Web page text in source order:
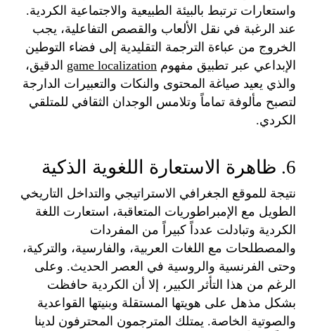
واستعارات ترتبط بالبيئة الطبيعية والاجتماعية الكردية.
عند الرغبة في نقل الألعاب والقصص التفاعلية، يجب
الخروج من عباءة الترجمة التقليدية إلى فضاء التوطين
الإبداعي عبر تطبيق مفهوم game localization الدقيق،
والذي يعيد صياغة المحتوى والنكات والتعبيرات الدارجة
لتصبح مألوفة تماماً وتلامس الوجدان الثقافي للمتلقي
الكردي.
6. ظاهرة الاستعارة اللغوية الذكية
نتيجة للموقع الجغرافي الاستراتيجي والتداخل التاريخي
الطويل مع الإمبراطوريات المتعاقبة، استعارت اللغة
الكردية وتبادلت عدداً كبيراً من المفردات
والمصطلحات مع اللغات العربية، والفارسية، والتركية،
وحتى الفرنسية والروسية في العصر الحديث. وعلى
الرغم من هذا التأثر الكبير، إلا أن الكردية حافظت
بشكل مذهل على هويتها المستقلة وبنيتها القواعدية
والصوتية الخاصة. يمتلك المترجمون المحترفون لدينا